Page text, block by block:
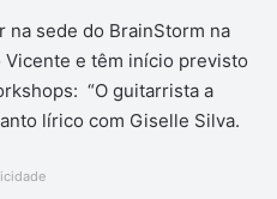
na sede do BrainStorm na
Vicente e têm início previsto
“O guitarrista a
lírico com Giselle Silva.